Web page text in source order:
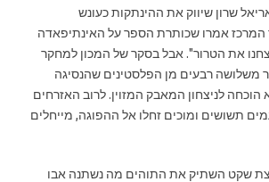
שרון שיווק את ההינתקות כעונש
המרכז אמרו שכותרת הספר על האינתיפאדה
את הטרור". אבל בסקר של המכון למחקר
משלושה רבעים מן הפלסטינים שהנסיגה
לניצחון המאבק המזוין. לרוב האזרחים
תשושים ומוכים זחלו אל ההפוגה, מייחלים
שקט השתיק את התוהים מה נשתנה אבו